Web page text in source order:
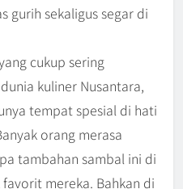
gurih sekaligus segar di
cukup sering
kuliner Nusantara,
tempat spesial di hati
orang merasa
tambahan sambal ini di
mereka. Bahkan di